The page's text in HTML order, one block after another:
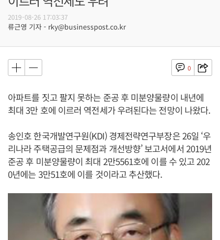
2019-08-26 17:03:37
류근영 기자 - rky@businesspost.co.kr
0
아파트를 짓고 팔지 못하는 준공 후 미분양물량이 내년에
최대 3만 호에 이르러 역전세가 우려된다는 전망이 나왔다.
송인호 한국개발연구원(KDI) 경제전략연구부장은 26일 ‘우
리나라 주택공급의 문제점과 개선방향’ 보고서에서 2019년
준공 후 미분양물량이 최대 2만5561호에 이를 수 있고 202
0년에는 3만51호에 이를 것이라고 추산했다.